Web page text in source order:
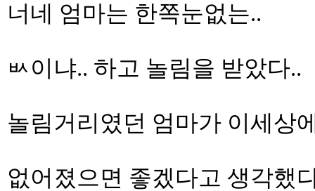
너네 엄마는 한쪽눈없는..
ㅄ이냐.. 하고 놀림을 받았다..
놀림거리였던 엄마가 이세상
없어졌으면 좋겠다고 생각했